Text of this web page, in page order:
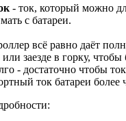
- ток, который можно
с батареи.
всё равно даёт
или заезде в горку, чтобы
- достаточно чтобы
ток батареи более